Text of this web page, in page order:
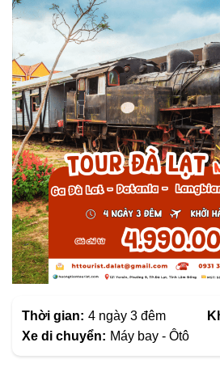
Thời gian: 4 ngày 3 đêm
Xe di chuyển: Máy bay - Ôtô